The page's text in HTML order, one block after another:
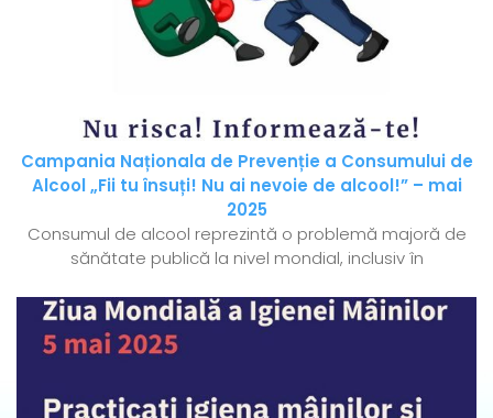
Campania Naționala de Prevenție a Consumului de
Alcool „Fii tu însuți! Nu ai nevoie de alcool!” – mai
2025
Consumul de alcool reprezintă o problemă majoră de
sănătate publică la nivel mondial, inclusiv în